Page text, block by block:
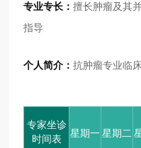
专业专长：擅长肿瘤及其
指导
个人简介：抗肿瘤专业临
专家坐诊
时间表
星期一 星期二